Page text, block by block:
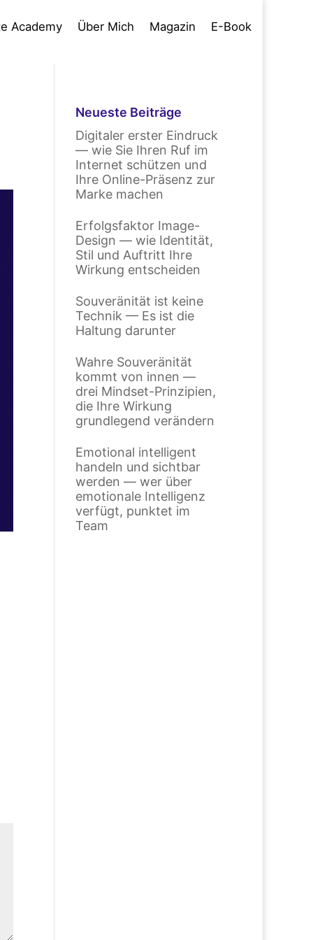
Academy Über Mich Magazin E-Book
Neueste Beiträge
Digitaler erster Eindruck
— wie Sie Ihren Ruf im
Internet schützen und
Ihre Online-Präsenz zur
Marke machen
Erfolgsfaktor Image-
Design — wie Identität,
Stil und Auftritt Ihre
Wirkung entscheiden
Souveränität ist keine
Technik — Es ist die
Haltung darunter
Wahre Souveränität
kommt von innen —
drei Mindset-Prinzipien,
die Ihre Wirkung
grundlegend verändern
Emotional intelligent
handeln und sichtbar
werden — wer über
emotionale Intelligenz
verfügt, punktet im
Team